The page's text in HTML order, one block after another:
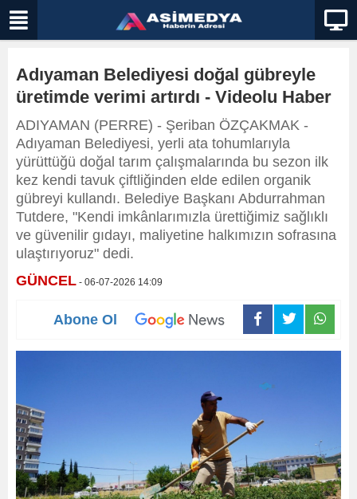
Adıyaman Belediyesi doğal gübreyle
üretimde verimi artırdı - Videolu Haber
ADIYAMAN (PERRE) - Şeriban ÖZÇAKMAK -
Adıyaman Belediyesi, yerli ata tohumlarıyla
yürüttüğü doğal tarım çalışmalarında bu sezon ilk
kez kendi tavuk çiftliğinden elde edilen organik
gübreyi kullandı. Belediye Başkanı Abdurrahman
Tutdere, "Kendi imkânlarımızla ürettiğimiz sağlıklı
ve güvenilir gıdayı, maliyetine halkımızın sofrasına
ulaştırıyoruz" dedi.
GÜNCEL - 06-07-2026 14:09
Abone Ol